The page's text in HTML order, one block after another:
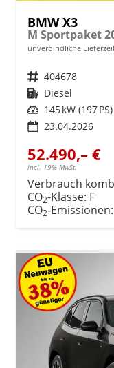
BMW X3
M Sportpaket
unverbindliche
Fahrzeugnr. 404678
Kraftstoff Diesel
Leistung 145 kW (197 PS)
23.04.2026
52.490,– €
incl. 19% MwSt.
Verbrauch
CO2-Klasse: F
CO2-Emissionen: